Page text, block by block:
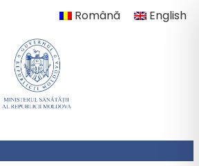
Română English